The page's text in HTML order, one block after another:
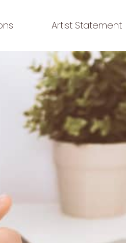
Artist Statement